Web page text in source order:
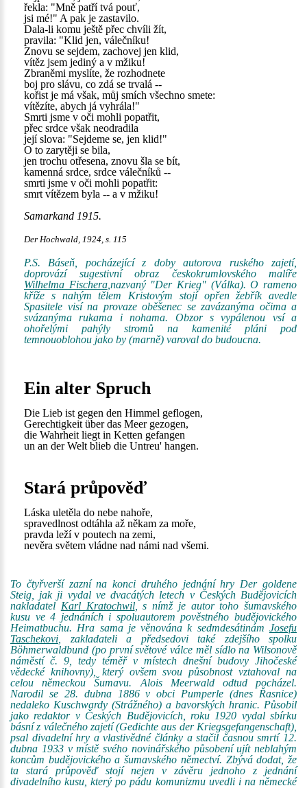
řekla: "Mně patří tvá pouť,
jsi mé!" A pak je zastavilo.
Dala-li komu ještě přec chvíli žít,
pravila: "Klid jen, válečníku!
Znovu se sejdem, zachovej jen klid,
vítěz jsem jediný a v mžiku!
Zbraněmi myslíte, že rozhodnete
boj pro slávu, co zdá se trvalá --
kořist je má však, můj smích všechno smete:
vítězíte, abych já vyhrála!"
Smrti jsme v oči mohli popatřit,
přec srdce však neodradila
její slova: "Sejdeme se, jen klid!"
O to zarytěji se bila,
jen trochu otřesena, znovu šla se bít,
kamenná srdce, srdce válečníků --
smrti jsme v oči mohli popatřit:
smrt vítězem byla -- a v mžiku!
Samarkand 1915.
Der Hochwald, 1924, s. 115
P.S. Báseň, pocházející z doby autorova ruského zajetí,
doprovází sugestivní obraz českokrumlovského malíře
Wilhelma Fischera,nazvaný "Der Krieg" (Válka). O rameno
kříže s nahým tělem Kristovým stojí opřen žebřík avedle
Spasitele visí na provaze oběšenec se zavázanýma očima a
svázanýma rukama i nohama. Obzor s vypálenou vsí a
ohořelými pahýly stromů na kamenité pláni pod
temnouoblohou jako by (marně) varoval do budoucna.
Ein alter Spruch
Die Lieb ist gegen den Himmel geflogen,
Gerechtigkeit über das Meer gezogen,
die Wahrheit liegt in Ketten gefangen
un an der Welt blieb die Untreu' hangen.
Stará průpověď
Láska uletěla do nebe nahoře,
spravedlnost odtáhla až někam za moře,
pravda leží v poutech na zemi,
nevěra světem vládne nad námi nad všemi.
To čtyřverší zazní na konci druhého jednání hry Der goldene
Steig, jak ji vydal ve dvacátých letech v Českých Budějovicích
nakladatel Karl Kratochwil, s nímž je autor toho šumavského
kusu ve 4 jednáních i spoluautorem pověstného budějovického
Heimatbuchu. Hra sama je věnována k sedmdesátinám Josefu
Taschekovi , zakladateli a předsedovi také zdejšího spolku
Böhmerwaldbund (po první světové válce měl sídlo na Wilsonově
náměstí č. 9, tedy téměř v místech dnešní budovy Jihočeské
vědecké knihovny), který ovšem svou působnost vztahoval na
celou německou Šumavu. Alois Meerwald odtud pocházel.
Narodil se 28. dubna 1886 v obci Pumperle (dnes Řasnice)
nedaleko Kuschwardy (Strážného) a bavorských hranic. Působil
jako redaktor v Českých Budějovicích, roku 1920 vydal sbírku
básní z válečného zajetí (Gedichte aus der Kriegsgefangenschaft),
psal divadelní hry a vlastivědné články a stačil časnou smrtí 12.
dubna 1933 v místě svého novinářského působení ujít neblahým
koncům budějovického a šumavského němectví. Zbývá dodat, že
ta stará průpověď stojí nejen v závěru jednoho z jednání
divadelního kusu, který po pádu komunizmu uvedli i na německé